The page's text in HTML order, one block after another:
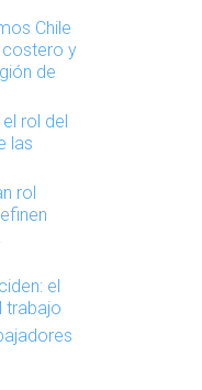
Chile
costero y
de
rol del
las
rol
el
trabajo